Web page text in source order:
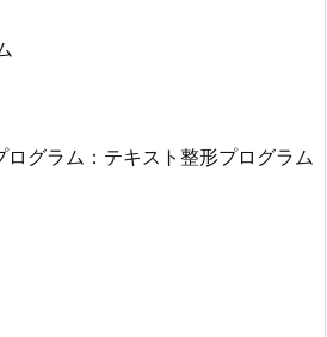
グラム：テキスト整形プログラム